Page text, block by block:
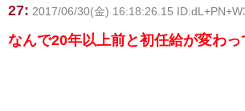
27: 2017/06/30(金) 16:18:26.15
なんで20年以上前と初任給が変わっ